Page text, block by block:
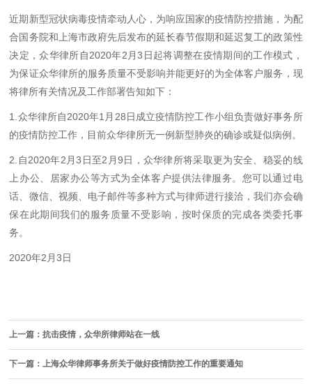
近期新型冠状病毒疫情牵动人心，为响应国家的疫情防控措施，为配
合国务院和上海市政府先后发布的延长春节假期和延迟复工的政策性
决定，众华律所自2020年2月3日起将调整在疫情期间的工作模式，
为保证众华律所的服务质量不受影响并能更好的为全体客户服务，现
将律所有关情况及工作部署告知如下：
1.众华律所自2020年1月28日成立疫情防控工作小组负责做好事务所
的疫情防控工作，目前众华律所无一例新型肺炎的确诊或疑似病例。
2.自2020年2月3日至2月9日，众华律所将采取更为安全、稳妥的线
上办公、居家办公等方式为全体客户提供法律服务。您可以通过电
话、微信、视频、电子邮件等多种方式与律师进行接洽，我们亦会确
保在此期间我们的服务质量不受影响，按时保质的完成各类委托事
务。
2020年2月3日
上一篇：抗击疫情，众华所律师站在一线
下一篇：上海众华律师事务所关于做好疫情防控工作的重要通知